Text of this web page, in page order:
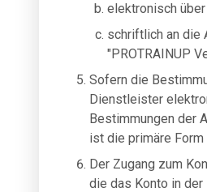
elektronisch
schriftlich an die
"PROTRAINUP
Sofern die
Dienstleister
Bestimmungen der
ist die primäre
Der Zugang zum
die das Konto in